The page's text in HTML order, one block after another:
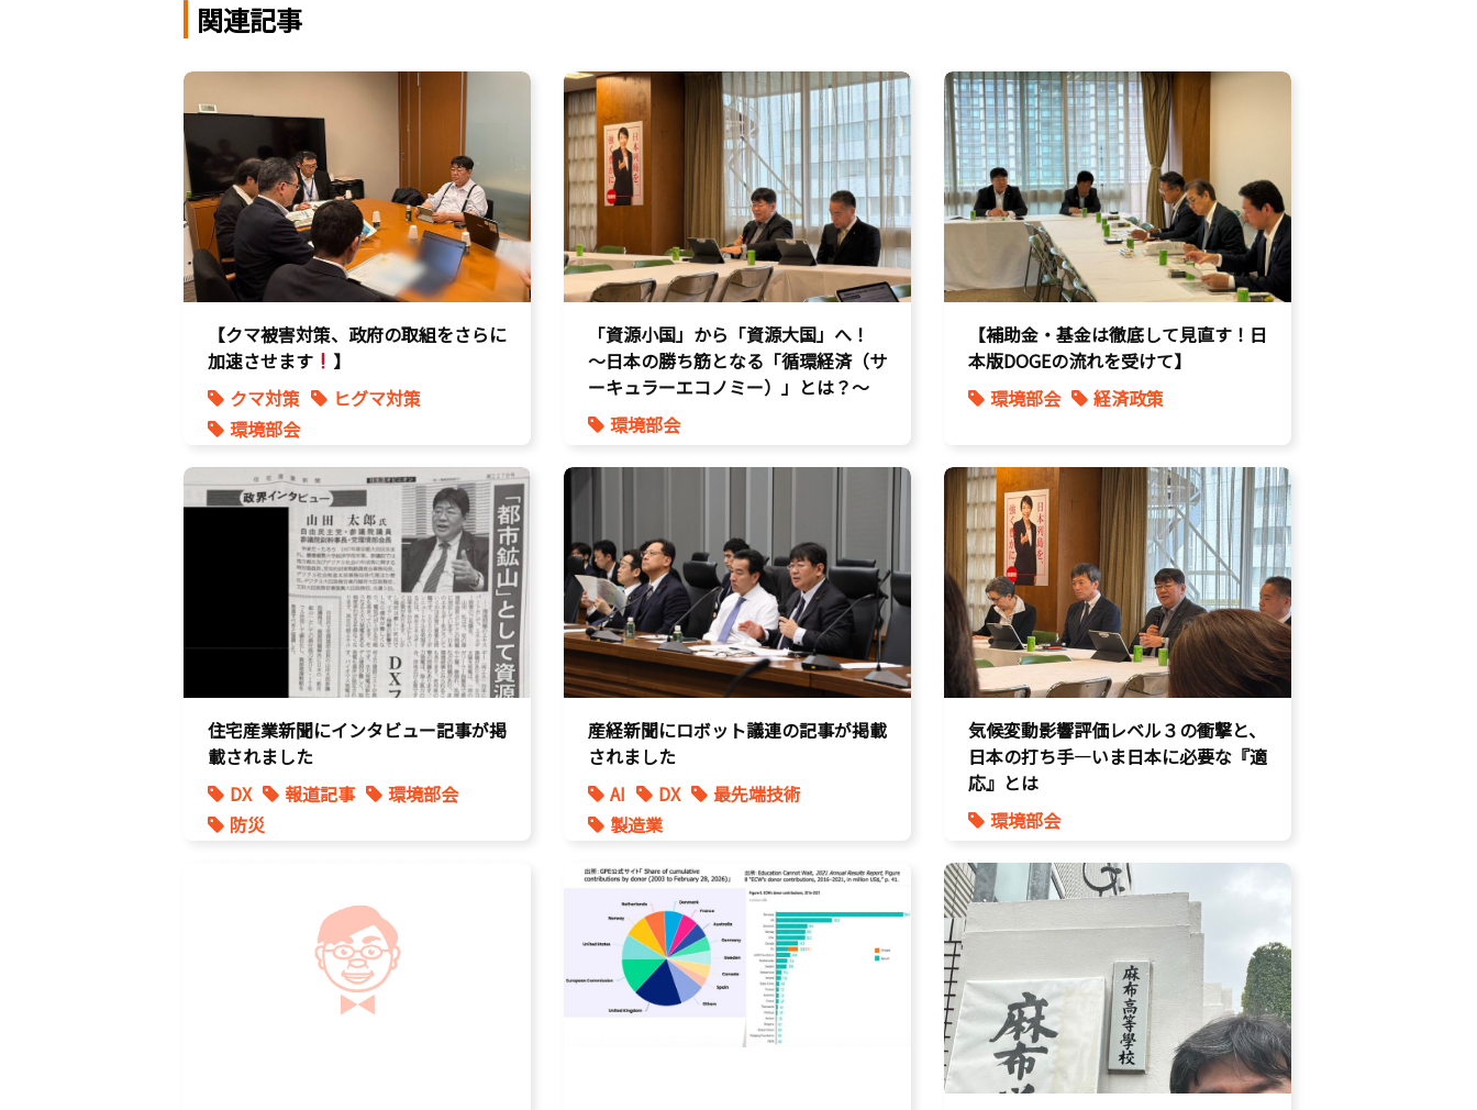
関連記事
【クマ被害対策、政府の取組をさらに
加速させます
】
クマ対策
ヒグマ対策
環境部会
「資源小国」から「資源大国」へ！
〜日本の勝ち筋となる「循環経済（サ
ーキュラーエコノミー）」とは？〜
環境部会
【補助金・基金は徹底して見直す！日
本版DOGEの流れを受けて】
環境部会
経済政策
住宅産業新聞にインタビュー記事が掲
載されました
DX
報道記事
環境部会
防災
産経新聞にロボット議連の記事が掲載
されました
AI
DX
最先端技術
製造業
気候変動影響評価レベル３の衝撃と、
日本の打ち手―いま日本に必要な『適
応』とは
環境部会